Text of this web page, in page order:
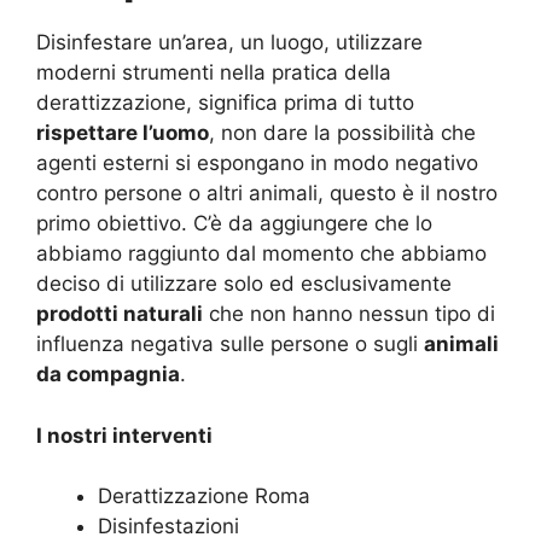
Disinfestare un’area, un luogo, utilizzare
moderni strumenti nella pratica della
derattizzazione, significa prima di tutto
rispettare l’uomo, non dare la possibilità che
agenti esterni si espongano in modo negativo
contro persone o altri animali, questo è il nostro
primo obiettivo. C’è da aggiungere che lo
abbiamo raggiunto dal momento che abbiamo
deciso di utilizzare solo ed esclusivamente
prodotti naturali che non hanno nessun tipo di
influenza negativa sulle persone o sugli animali
da compagnia.
I nostri interventi
Derattizzazione Roma
Disinfestazioni